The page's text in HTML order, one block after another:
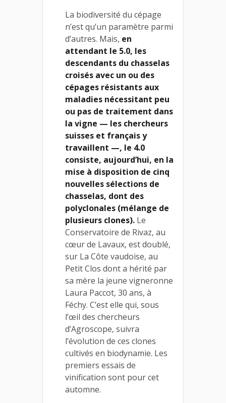
La biodiversité du cépage
n’est qu’un paramètre parmi
d’autres. Mais, en
attendant le 5.0, les
descendants du chasselas
croisés avec un ou des
cépages résistants aux
maladies nécessitant peu
ou pas de traitement dans
la vigne — les chercheurs
suisses et français y
travaillent —, le 4.0
consiste, aujourd’hui, en la
mise à disposition de cinq
nouvelles sélections de
chasselas, dont des
polyclonales (mélange de
plusieurs clones). Le
Conservatoire de Rivaz, au
cœur de Lavaux, est doublé,
sur La Côte vaudoise, au
Petit Clos dont a hérité par
sa mère la jeune vigneronne
Laura Paccot, 30 ans, à
Féchy. C’est elle qui, sous
l’œil des chercheurs
d’Agroscope, suivra
l’évolution de ces clones
cultivés en biodynamie. Les
premiers essais de
vinification sont pour cet
automne.